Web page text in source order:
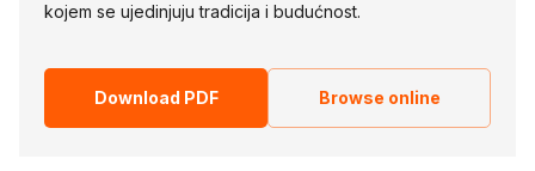
kojem se ujedinjuju tradicija i budućnost.
Download PDF Browse online